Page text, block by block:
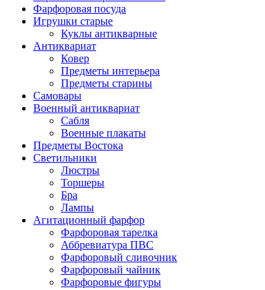
Фарфоровая посуда
Игрушки старые
Куклы антикварные
Антиквариат
Ковер
Предметы интерьера
Предметы старины
Самовары
Военный антиквариат
Сабля
Военные плакаты
Предметы Востока
Светильники
Люстры
Торшеры
Бра
Лампы
Агитационный фарфор
Фарфоровая тарелка
Аббревиатура ПВС
Фарфоровый сливочник
Фарфоровый чайник
Фарфоровые фигуры